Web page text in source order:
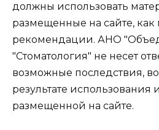
должны использовать
размещенные на сайте,
рекомендации. АНО
"Стоматология" не несет
возможные последствия,
результате
размещенной на сайте.